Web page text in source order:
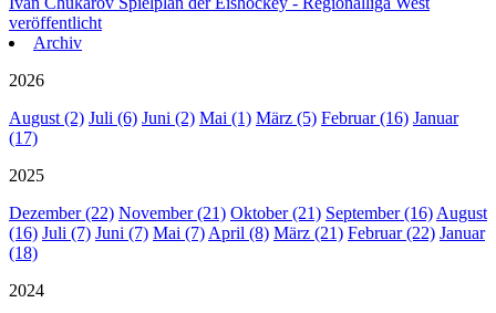
veröffentlicht
Archiv
2026
August (2) Juli (6) Juni (2) Mai (1) März (5) Februar (16) Januar
(17)
2025
Dezember (22) November (21) Oktober (21) September (16) August
(16) Juli (7) Juni (7) Mai (7) April (8) März (21) Februar (22) Januar
(18)
2024